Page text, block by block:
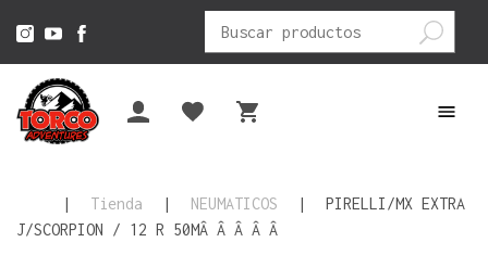
Buscar
por:
| Tienda | NEUMATICOS |
PIRELLI/MX EXTRA
J/SCORPION / 12 R 50MÂ Â Â Â Â